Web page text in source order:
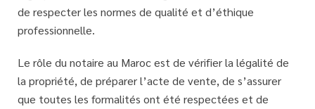
de respecter les normes de qualité et d’éthique
professionnelle.
Le rôle du notaire au Maroc est de vérifier la légalité de
la propriété, de préparer l’acte de vente, de s’assurer
que toutes les formalités ont été respectées et de